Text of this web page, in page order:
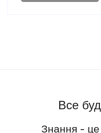
Все
Знання -